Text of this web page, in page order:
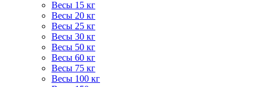
Весы 15 кг
Весы 20 кг
Весы 25 кг
Весы 30 кг
Весы 50 кг
Весы 60 кг
Весы 75 кг
Весы 100 кг